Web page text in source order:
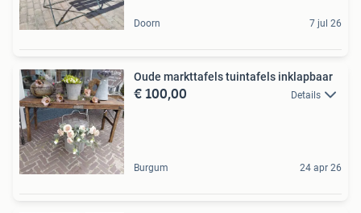
Doorn 7 jul 26
Oude markttafels tuintafels inklapbaar
€ 100,00 Details
Burgum 24 apr 26